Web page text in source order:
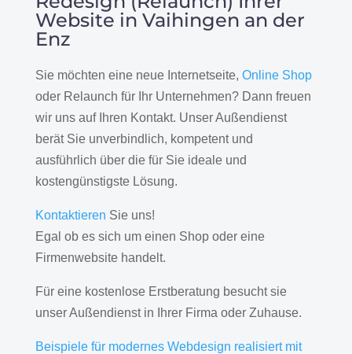
Website in Vaihingen an der
Enz
Sie möchten eine neue Internetseite, Online Shop
oder Relaunch für Ihr Unternehmen? Dann freuen
wir uns auf Ihren Kontakt. Unser Außendienst
berät Sie unverbindlich, kompetent und
ausführlich über die für Sie ideale und
kostengünstigste Lösung.
Kontaktieren Sie uns!
Egal ob es sich um einen Shop oder eine
Firmenwebsite handelt.
Für eine kostenlose Erstberatung besucht sie
unser Außendienst in Ihrer Firma oder Zuhause.
Beispiele für modernes Webdesign realisiert mit